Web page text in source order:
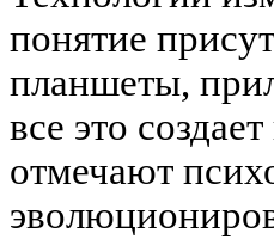
понятие
планшеты,
все это
отмечают